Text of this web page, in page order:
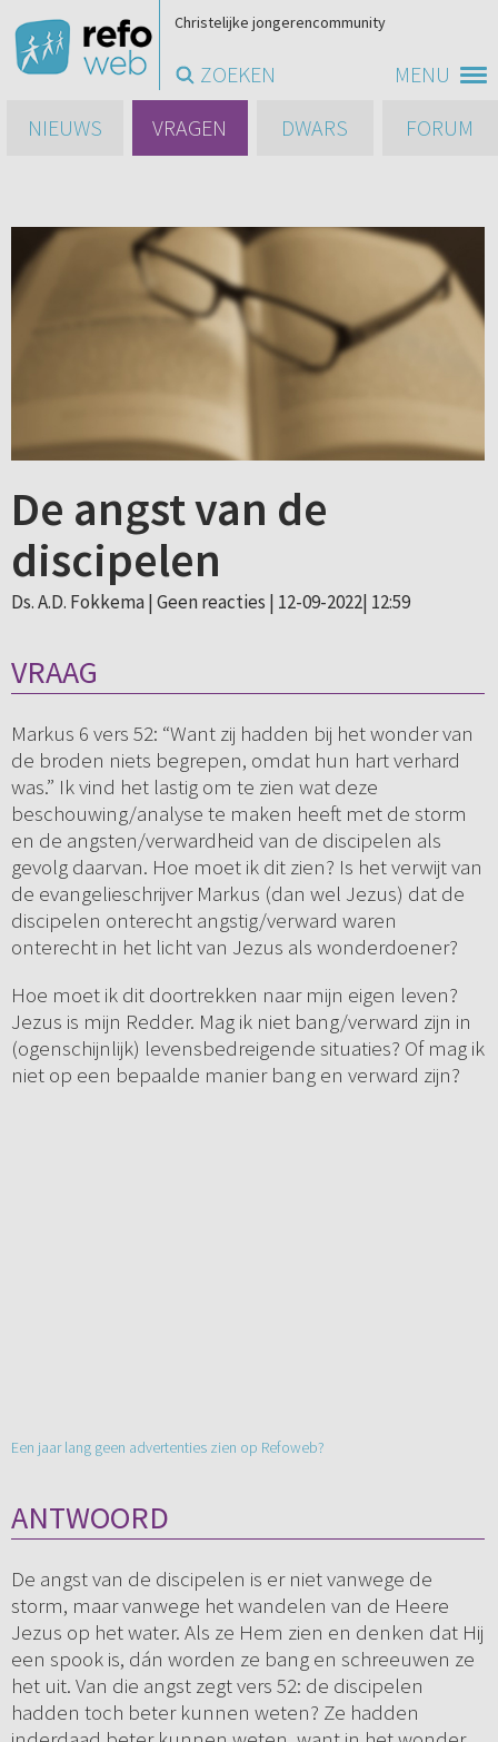
MENU
Christelijke jongerencommunity
ZOEKEN
NIEUWS
VRAGEN DWARS FORUM
De angst van de
discipelen
Ds. A.D. Fokkema | Geen reacties | 12-09-2022| 12:59
VRAAG
Markus 6 vers 52: “Want zij hadden bij het wonder van
de broden niets begrepen, omdat hun hart verhard
was.” Ik vind het lastig om te zien wat deze
beschouwing/analyse te maken heeft met de storm
en de angsten/verwardheid van de discipelen als
gevolg daarvan. Hoe moet ik dit zien? Is het verwijt van
de evangelieschrijver Markus (dan wel Jezus) dat de
discipelen onterecht angstig/verward waren
onterecht in het licht van Jezus als wonderdoener?
Hoe moet ik dit doortrekken naar mijn eigen leven?
Jezus is mijn Redder. Mag ik niet bang/verward zijn in
(ogenschijnlijk) levensbedreigende situaties? Of mag ik
niet op een bepaalde manier bang en verward zijn?
Een jaar lang geen advertenties zien op Refoweb?
ANTWOORD
De angst van de discipelen is er niet vanwege de
storm, maar vanwege het wandelen van de Heere
Jezus op het water. Als ze Hem zien en denken dat Hij
een spook is, dán worden ze bang en schreeuwen ze
het uit. Van die angst zegt vers 52: de discipelen
hadden toch beter kunnen weten? Ze hadden